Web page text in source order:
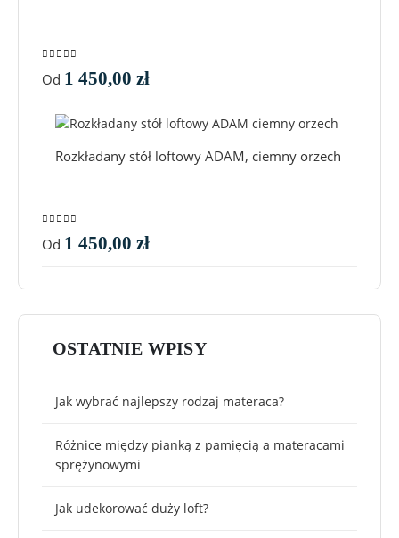
Od 1 450,00 zł
Rozkładany stół loftowy ADAM, ciemny orzech
Od 1 450,00 zł
OSTATNIE WPISY
Jak wybrać najlepszy rodzaj materaca?
Różnice między pianką z pamięcią a materacami
sprężynowymi
Jak udekorować duży loft?